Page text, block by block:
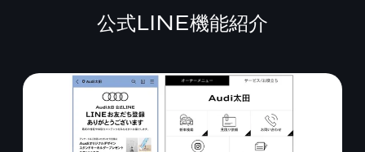
公式LINE機能紹介